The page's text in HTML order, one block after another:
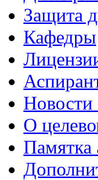
Защита
Кафедры
Новости
О
Памятка